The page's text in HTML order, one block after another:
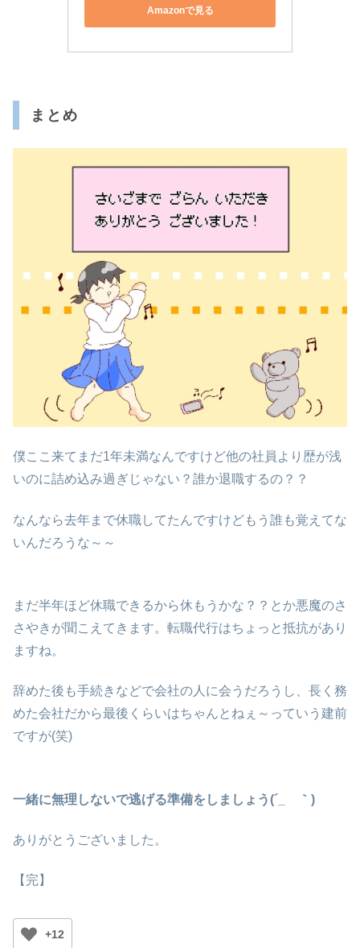
Amazonで見る
まとめ
僕ここ来てまだ1年未満なんですけど他の社員より歴が浅
いのに詰め込み過ぎじゃない？誰か退職するの？？
なんなら去年まで休職してたんですけどもう誰も覚えてな
いんだろうな～～
まだ半年ほど休職できるから休もうかな？？とか悪魔のさ
さやきが聞こえてきます。転職代行はちょっと抵抗があり
ますね。
辞めた後も手続きなどで会社の人に会うだろうし、長く務
めた会社だから最後くらいはちゃんとねぇ～っていう建前
ですが(笑)
一緒に無理しないで逃げる準備をしましょう(´_ゝ｀)
ありがとうございました。
【完】
+12